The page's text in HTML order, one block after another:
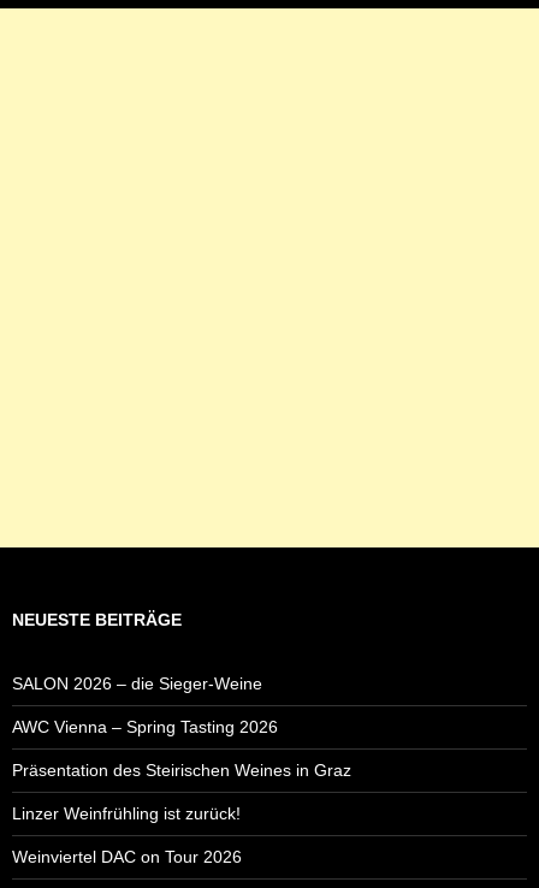
NEUESTE BEITRÄGE
SALON 2026 – die Sieger-Weine
AWC Vienna – Spring Tasting 2026
Präsentation des Steirischen Weines in Graz
Linzer Weinfrühling ist zurück!
Weinviertel DAC on Tour 2026